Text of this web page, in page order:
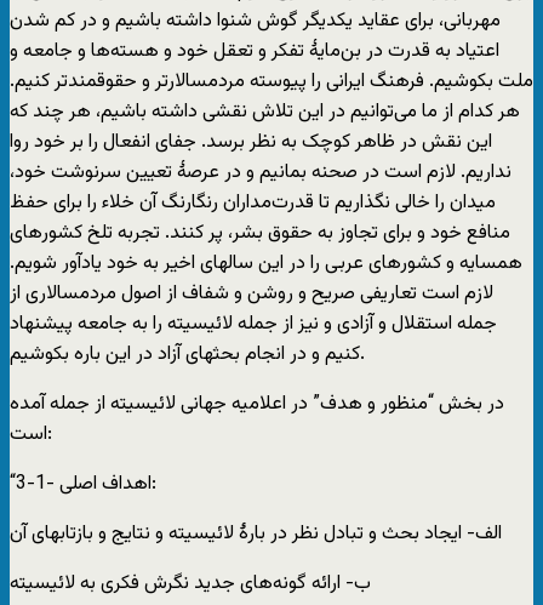
مهربانی، برای عقاید یکدیگر گوش شنوا داشته باشیم و در کم شدن
اعتیاد به قدرت در بن‌مایۀ تفکر و تعقل خود و هسته‌ها و جامعه و
ملت بکوشیم. فرهنگ ایرانی را پیوسته مردمسالارتر و حقوقمندتر کنیم.
هر کدام از ما می‌توانیم در این تلاش نقشی داشته باشیم، هر چند که
این نقش در ظاهر کوچک به نظر برسد. جفای انفعال را بر خود روا
نداریم. لازم است در صحنه بمانیم و در عرصۀ تعیین سرنوشت خود،
میدان را خالی نگذاریم تا قدرت‌مداران رنگارنگ آن خلاء را برای حفظ
منافع خود و برای تجاوز به حقوق بشر، پر کنند. تجربه تلخ کشورهای
همسایه و کشورهای عربی را در این سالهای اخیر به خود یادآور شویم.
لازم است تعاریفی صریح و روشن و شفاف از اصول مردمسالاری از
جمله استقلال و آزادی و نیز از جمله لائیسیته را به جامعه پیشنهاد
کنیم و در انجام بحثهای آزاد در این باره بکوشیم.
در بخش “منظور و هدف” در اعلامیه جهانی لائیسیته از جمله آمده
است:
“3-1- اهداف اصلی:
الف- ایجاد بحث و تبادل نظر در بارۀ لائیسیته و نتایج و بازتابهای آن
ب- ارائه گونه‌های جدید نگرش فکری به لائیسیته